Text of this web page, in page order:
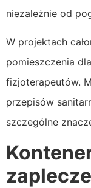
niezależnie od
W projektach
pomieszczenia
fizjoterapeutów.
przepisów
szczególne